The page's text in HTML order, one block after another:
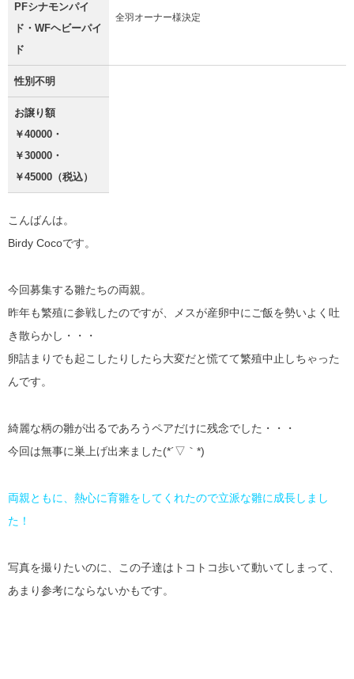
PFシナモンパイ
ド・WFヘビーパイ
ド
全羽オーナー様決定
性別不明
お譲り額
￥40000・
￥30000・
￥45000（税込）
こんばんは。
Birdy Cocoです。
今回募集する雛たちの両親。
昨年も繁殖に参戦したのですが、メスが産卵中にご飯を勢いよく吐
き散らかし・・・
卵詰まりでも起こしたりしたら大変だと慌てて繁殖中止しちゃった
んです。
綺麗な柄の雛が出るであろうペアだけに残念でした・・・
今回は無事に巣上げ出来ました(*´▽｀*)
両親ともに、熱心に育雛をしてくれたので立派な雛に成長しまし
た！
写真を撮りたいのに、この子達はトコトコ歩いて動いてしまって、
あまり参考にならないかもです。